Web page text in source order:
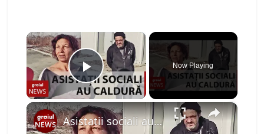
×
Play Video
Now Playing
×
Asistatii sociali au caldura pe freme rea